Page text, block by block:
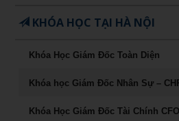
KHÓA HỌC TẠI HÀ NỘI
Khóa Học Giám Đốc Toàn Diện
Khóa học Giám Đốc Nhân Sự –
Khóa Học Giám Đốc Tài Chính